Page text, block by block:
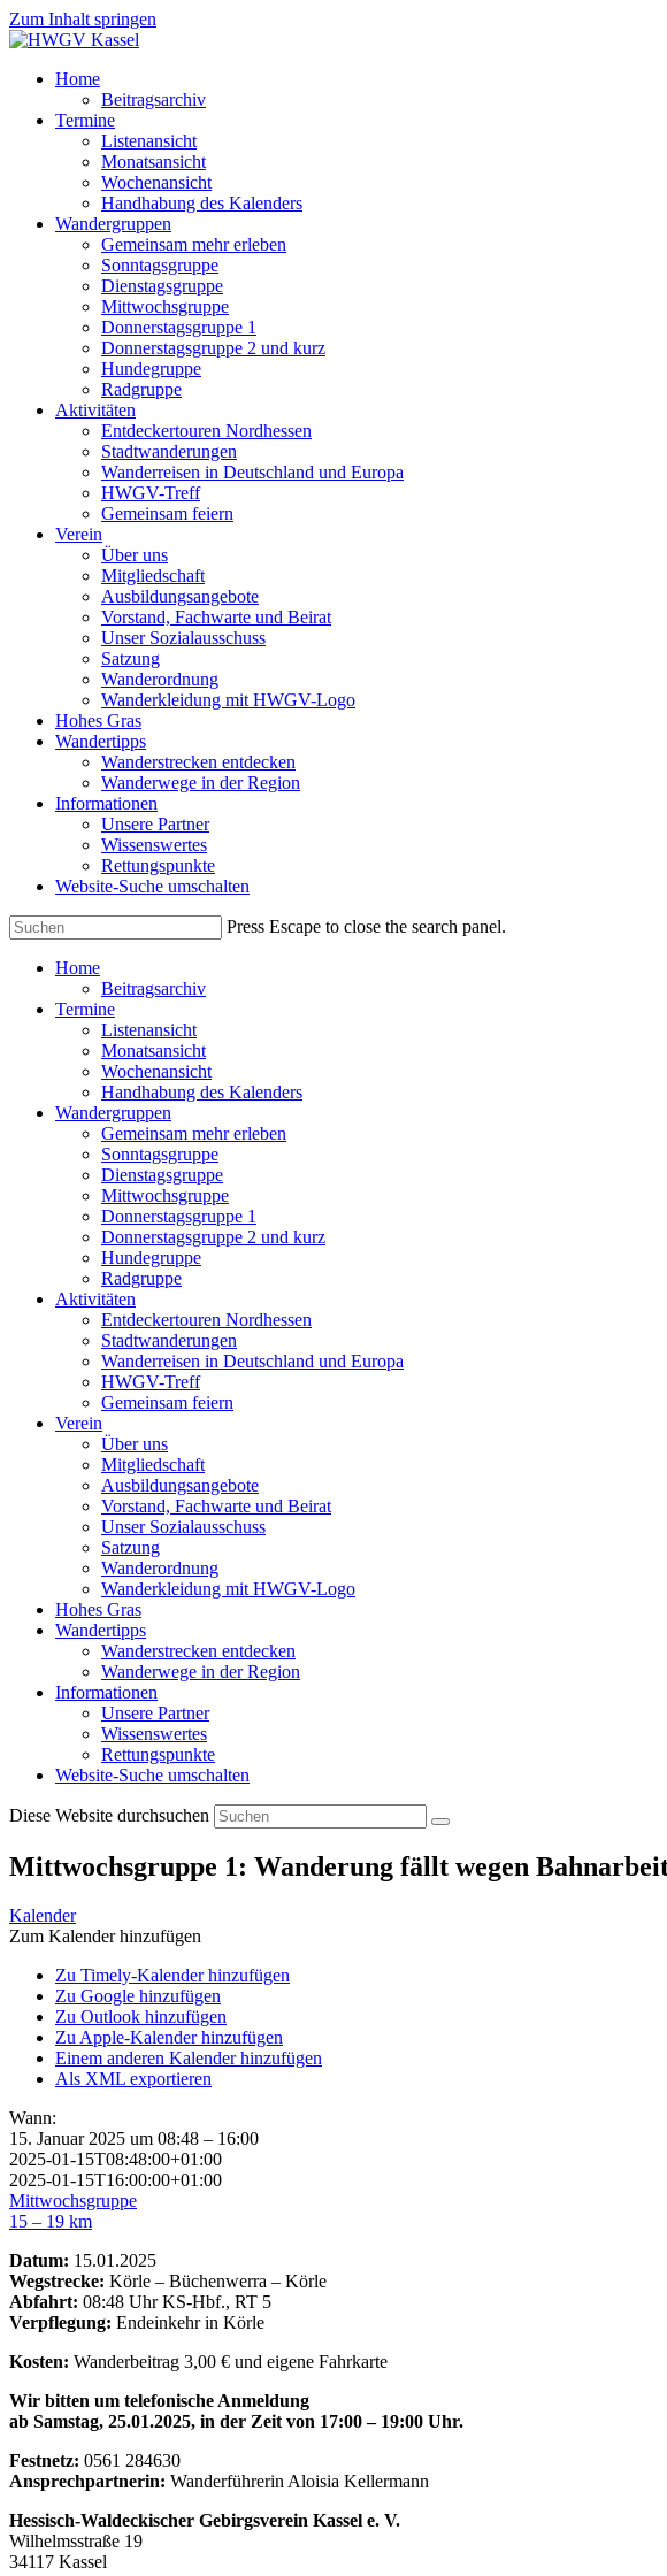
Zum Inhalt springen
Home
Beitragsarchiv
Termine
Listenansicht
Monatsansicht
Wochenansicht
Handhabung des Kalenders
Wandergruppen
Gemeinsam mehr erleben
Sonntagsgruppe
Dienstagsgruppe
Mittwochsgruppe
Donnerstagsgruppe 1
Donnerstagsgruppe 2 und kurz
Hundegruppe
Radgruppe
Aktivitäten
Entdeckertouren Nordhessen
Stadtwanderungen
Wanderreisen in Deutschland und Europa
HWGV-Treff
Gemeinsam feiern
Verein
Über uns
Mitgliedschaft
Ausbildungsangebote
Vorstand, Fachwarte und Beirat
Unser Sozialausschuss
Satzung
Wanderordnung
Wanderkleidung mit HWGV-Logo
Hohes Gras
Wandertipps
Wanderstrecken entdecken
Wanderwege in der Region
Informationen
Unsere Partner
Wissenswertes
Rettungspunkte
Website-Suche umschalten
Press Escape to close the search panel.
Home
Beitragsarchiv
Termine
Listenansicht
Monatsansicht
Wochenansicht
Handhabung des Kalenders
Wandergruppen
Gemeinsam mehr erleben
Sonntagsgruppe
Dienstagsgruppe
Mittwochsgruppe
Donnerstagsgruppe 1
Donnerstagsgruppe 2 und kurz
Hundegruppe
Radgruppe
Aktivitäten
Entdeckertouren Nordhessen
Stadtwanderungen
Wanderreisen in Deutschland und Europa
HWGV-Treff
Gemeinsam feiern
Verein
Über uns
Mitgliedschaft
Ausbildungsangebote
Vorstand, Fachwarte und Beirat
Unser Sozialausschuss
Satzung
Wanderordnung
Wanderkleidung mit HWGV-Logo
Hohes Gras
Wandertipps
Wanderstrecken entdecken
Wanderwege in der Region
Informationen
Unsere Partner
Wissenswertes
Rettungspunkte
Website-Suche umschalten
Diese Website durchsuchen
Mittwochsgruppe 1: Wanderung fällt wegen
Kalender
Zum Kalender hinzufügen
Zu Timely-Kalender hinzufügen
Zu Google hinzufügen
Zu Outlook hinzufügen
Zu Apple-Kalender hinzufügen
Einem anderen Kalender hinzufügen
Als XML exportieren
Wann:
15. Januar 2025 um 08:48 – 16:00
2025-01-15T08:48:00+01:00
2025-01-15T16:00:00+01:00
Mittwochsgruppe
15 – 19 km
Datum: 15.01.2025
Wegstrecke: Körle – Büchenwerra – Körle
Abfahrt: 08:48 Uhr KS-Hbf., RT 5
Verpflegung: Endeinkehr in Körle
Kosten: Wanderbeitrag 3,00 € und eigene Fahrkarte
Wir bitten um telefonische Anmeldung
ab Samstag, 25.01.2025, in der Zeit von 17:00 – 19:00 Uhr.
Festnetz: 0561 284630
Ansprechpartnerin: Wanderführerin Aloisia Kellermann
Hessisch-Waldeckischer Gebirgsverein Kassel e. V.
Wilhelmsstraße 19
34117 Kassel